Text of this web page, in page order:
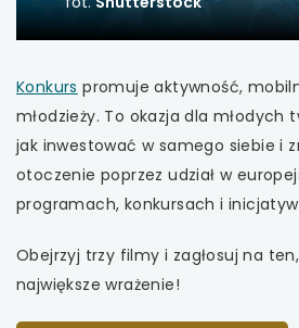
uwaga, link
uwaga, link
uwaga, link
uwaga, link
uwaga, link
Konkurs uwaga,
link
otwiera
się
w
karcie
promuje aktywność,
młodzieży. To okazja dla młodych
jak inwestować w samego siebie i
otoczenie poprzez udział w
programach, konkursach i
Obejrzyj trzy filmy i zagłosuj na
największe wrażenie!